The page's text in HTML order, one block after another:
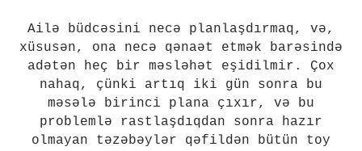
Ailə büdcəsini necə planlaşdırmaq, və,
xüsusən, ona necə qənaət etmək barəsində
adətən heç bir məsləhət eşidilmir. Çox
nahaq, çünki artıq iki gün sonra bu
məsələ birinci plana çıxır, və bu
problemlə rastlaşdıqdan sonra hazır
olmayan təzəbəylər qəfildən bütün toy